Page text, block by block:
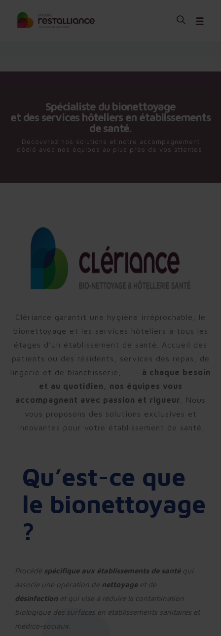
Spécialiste du bionettoyage
et des services hôteliers en établissements
de santé.
Découvrez nos solutions et notre accompagnement
dédié avec nos équipes au plus près de vos attentes.
Clériance garantit une hygiène irréprochable, le
bionettoyage et les services hôteliers à tous les
étages d’un établissement de santé. Accueil des
patients ou des résidents, services des repas, de
lingerie et de blanchisserie, … – à chaque besoin
et au quotidien, nos équipes vous
accompagnent avec passion et rigueur
. Nous
vous proposons des solutions exclusives et
innovantes pour votre établissement de santé.
Qu’est-ce que
le bionettoyage
?
Procédé spécifique aux établissements de santé qui
associe une opération de nettoyage et de
désinfection et qui vise à réduire la contamination
biologique des surfaces en établissements sanitaires et
médico-sociaux.